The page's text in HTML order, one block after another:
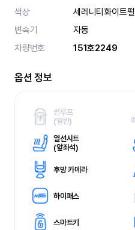
색상
세레니티화이트펄
변속기
자동
차량번호
151호2249
옵션 정보
썬루프
(일반)
열선시트
(앞좌석)
후방 카메라
하이패스
스마트키